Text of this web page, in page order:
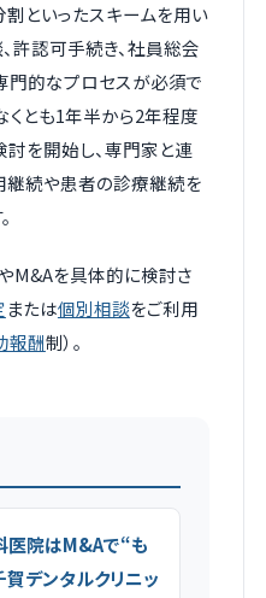
割といったスキームを用い
許認可手続き、社員総会
門的なプロセスが必須で
くとも1年半から2年程度
を開始し、専門家と連
継続や患者の診療継続を
M&Aを具体的に検討さ
または個別相談をご利用
報酬制）。
医院はM&Aで“も
賀デンタルクリニッ